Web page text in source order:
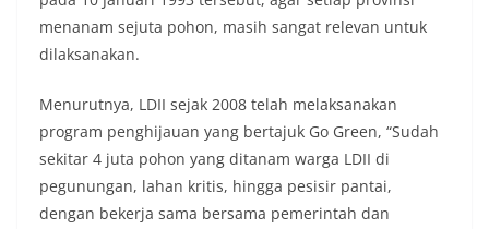
menanam sejuta pohon, masih sangat relevan untuk
dilaksanakan.
Menurutnya, LDII sejak 2008 telah melaksanakan
program penghijauan yang bertajuk Go Green, “Sudah
sekitar 4 juta pohon yang ditanam warga LDII di
pegunungan, lahan kritis, hingga pesisir pantai,
dengan bekerja sama bersama pemerintah dan